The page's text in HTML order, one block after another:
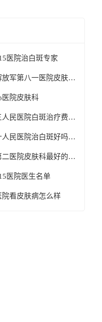
医院治白斑专家
中国人民解放军第八一医院皮肤科最好的医生
院皮肤科
深圳市第三人民医院白斑治疗费用多少
上海市第十人民医院治白斑好吗知乎
哈尔滨市第二医院皮肤科最好的医生
医院医生名单
院看皮肤病怎么样